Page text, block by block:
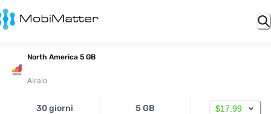
North America 5 GB
Airalo
30 giorni 5 GB $17.99